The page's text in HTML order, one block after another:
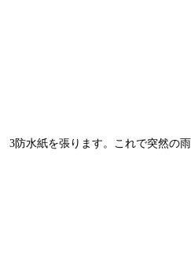
3防水紙を張ります。これで突然の